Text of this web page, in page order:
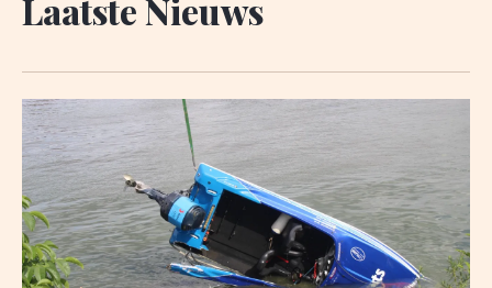
Laatste Nieuws